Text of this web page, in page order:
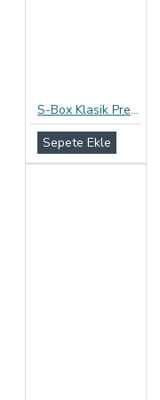
S-Box Klasik Prezervatif 12li Paket
Sepete Ekle